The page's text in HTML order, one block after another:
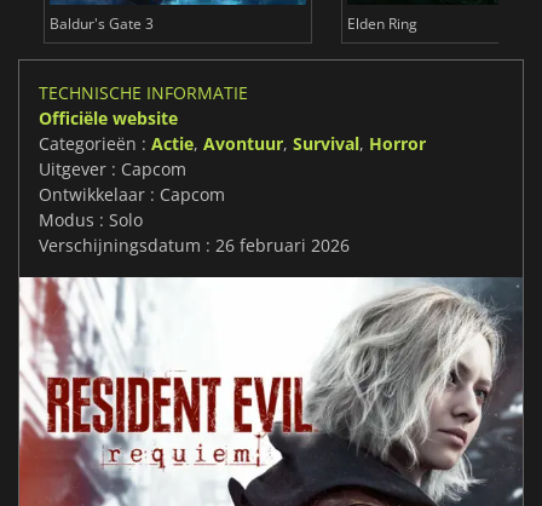
Baldur's Gate 3 Elden Ring
TECHNISCHE INFORMATIE
Officiële website
Categorieën : Actie, Avontuur, Survival, Horror
Uitgever : Capcom
Ontwikkelaar : Capcom
Modus : Solo
Verschijningsdatum : 26 februari 2026